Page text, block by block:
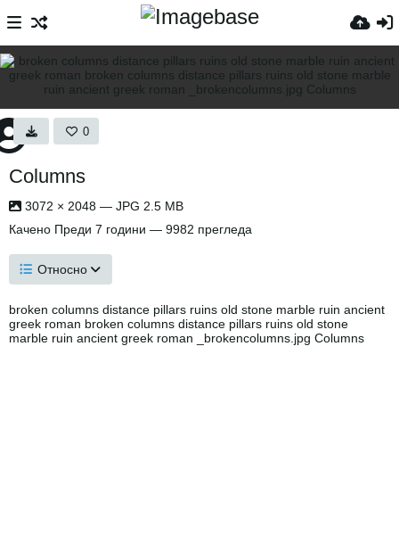
0
Columns
3072 × 2048 — JPG 2.5 MB
Качено Преди 7 години — 9982 прегледа
Относно
broken columns distance pillars ruins old stone marble ruin ancient
greek roman broken columns distance pillars ruins old stone
marble ruin ancient greek roman _brokencolumns.jpg Columns